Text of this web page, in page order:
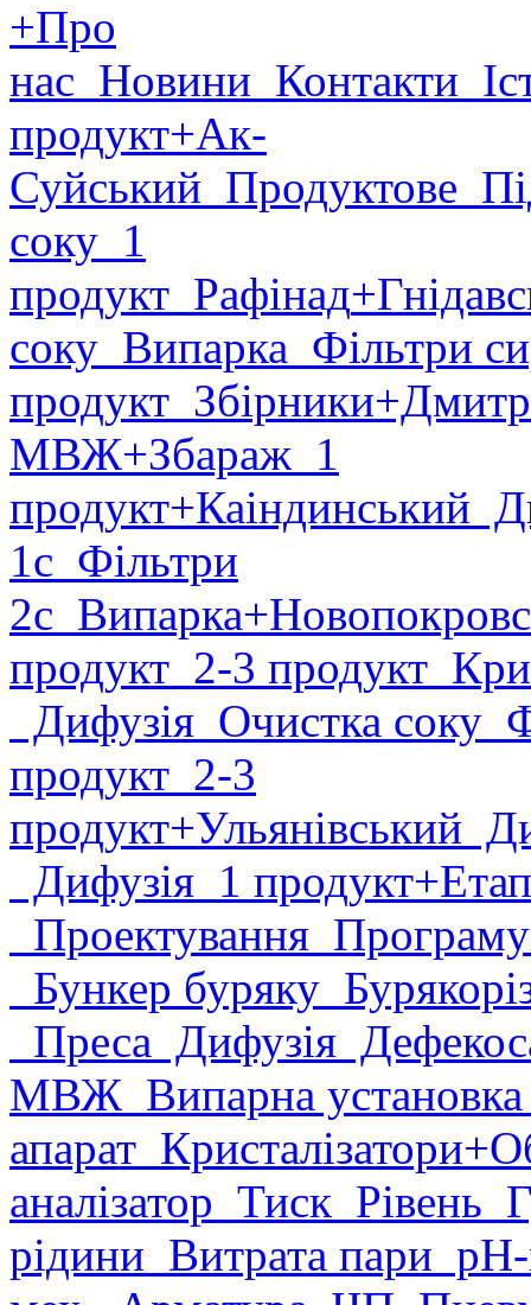
+Про
нас Новини Контакти
продукт+Ак-
Суйський Продуктове
соку 1
продукт Рафінад
соку Випарка Фільтри
продукт Збірники
МВЖ+Збараж 1
продукт+Каіндинський
1с Фільтри
2с Випарка
продукт 2-3 продукт
Дифузія Очистка соку
продукт 2-3
продукт+Ульянівський
Дифузія 1 продукт
Проектування
Бункер буряку
Преса Дифузія
МВЖ Випарна
апарат Кристалізатори
аналізатор Тиск Рівень
рідини Витрата пари